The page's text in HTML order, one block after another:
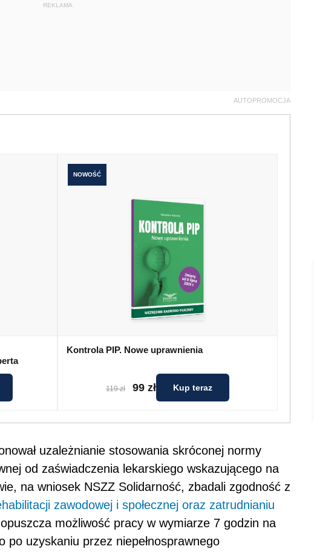
REKLAMA
AUTOPROMOCJA
NOWOŚĆ
Kontrola PIP. Nowe uprawnienia
119 zł 99 zł Kup teraz
uzależnianie stosowania skróconej normy
od zaświadczenia lekarskiego wskazującego na
na wniosek NSZZ Solidarność, zbadali zgodność z
zawodowej i społecznej oraz zatrudnianiu
możliwość pracy w wymiarze 7 godzin na
po uzyskaniu przez niepełnosprawnego